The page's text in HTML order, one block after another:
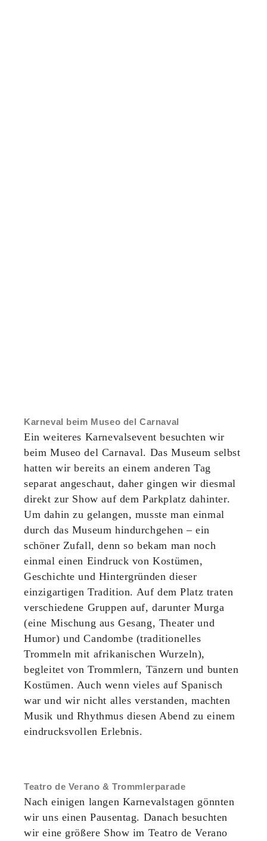
Karneval beim Museo del Carnaval
Ein weiteres Karnevalsevent besuchten wir
beim Museo del Carnaval. Das Museum selbst
hatten wir bereits an einem anderen Tag
separat angeschaut, daher gingen wir diesmal
direkt zur Show auf dem Parkplatz dahinter.
Um dahin zu gelangen, musste man einmal
durch das Museum hindurchgehen – ein
schöner Zufall, denn so bekam man noch
einmal einen Eindruck von Kostümen,
Geschichte und Hintergründen dieser
einzigartigen Tradition. Auf dem Platz traten
verschiedene Gruppen auf, darunter Murga
(eine Mischung aus Gesang, Theater und
Humor) und Candombe (traditionelles
Trommeln mit afrikanischen Wurzeln),
begleitet von Trommlern, Tänzern und bunten
Kostümen. Auch wenn vieles auf Spanisch
war und wir nicht alles verstanden, machten
Musik und Rhythmus diesen Abend zu einem
eindrucksvollen Erlebnis.
Teatro de Verano & Trommlerparade
Nach einigen langen Karnevalstagen gönnten
wir uns einen Pausentag. Danach besuchten
wir eine größere Show im Teatro de Verano